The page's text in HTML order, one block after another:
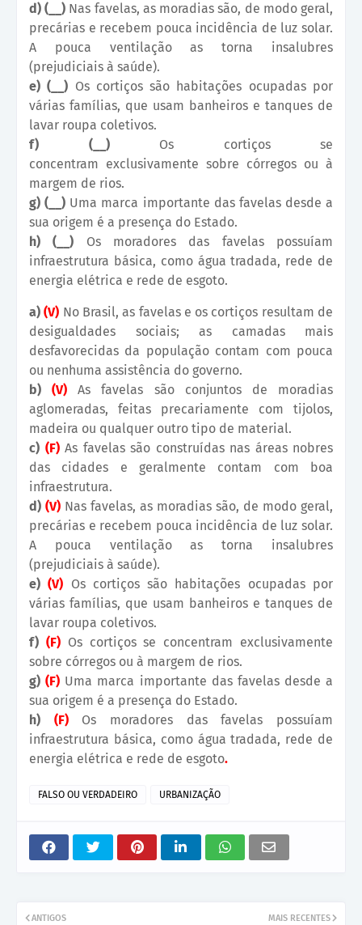
d) (__) Nas favelas, as moradias são, de modo geral,
precárias e recebem pouca incidência de luz solar.
A pouca ventilação as torna insalubres
(prejudiciais à saúde).
e) (__) Os cortiços são habitações ocupadas por
várias famílias, que usam banheiros e tanques de
lavar roupa coletivos.
f) (__) Os cortiços se
concentram exclusivamente sobre córregos ou à
margem de rios.
g) (__) Uma marca importante das favelas desde a
sua origem é a presença do Estado.
h) (__) Os moradores das favelas possuíam
infraestrutura básica, como água tradada, rede de
energia elétrica e rede de esgoto.
a)(V) No Brasil, as favelas e os cortiços resultam de
desigualdades sociais; as camadas mais
desfavorecidas da população contam com pouca
ou nenhuma assistência do governo.
b)(V)
As favelas são conjuntos de moradias
aglomeradas, feitas precariamente com tijolos,
madeira ou qualquer outro tipo de material.
c) (F) As favelas são construídas nas áreas nobres
das cidades e geralmente contam com boa
infraestrutura.
d) (V) Nas favelas, as moradias são, de modo geral,
precárias e recebem pouca incidência de luz solar.
A pouca ventilação as torna insalubres
(prejudiciais à saúde).
e)(V) Os cortiços são habitações ocupadas por
várias famílias, que usam banheiros e tanques de
lavar roupa coletivos.
f) (F) Os cortiços se concentram exclusivamente
sobre córregos ou à margem de rios.
g)(F) Uma marca importante das favelas desde a
sua origem é a presença do Estado.
h) (F) Os moradores das favelas possuíam
infraestrutura básica, como água tradada, rede de
energia elétrica e rede de esgoto.
FALSO OU VERDADEIRO URBANIZAÇÃO
MAIS RECENTES
ANTIGOS